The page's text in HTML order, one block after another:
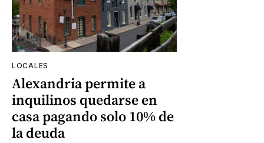
LOCALES
Alexandria permite a
inquilinos quedarse en
casa pagando solo 10% de
la deuda